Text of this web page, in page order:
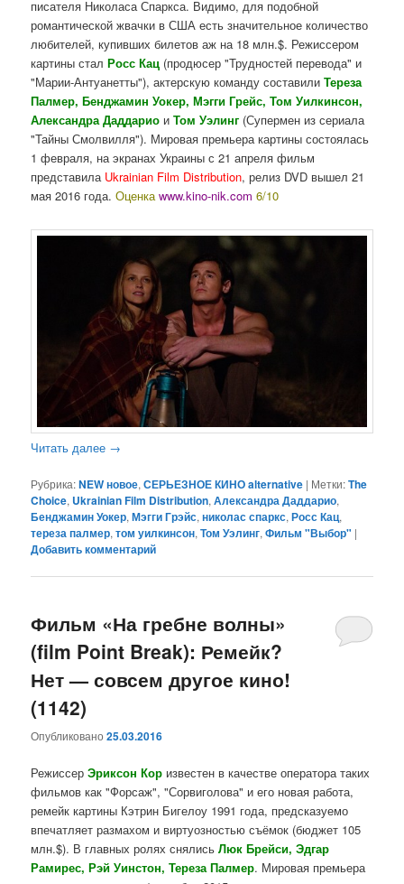
писателя Николаса Спаркса. Видимо, для подобной
романтической жвачки в США есть значительное количество
любителей, купивших билетов аж на 18 млн.$. Режиссером
картины сталРосс Кац (продюсер "Трудностей перевода" и
"Марии-Антуанетты"), актерскую команду составилиТереза
Палмер, Бенджамин Уокер, Мэгги Грейс, Том Уилкинсон,
Александра Даддарио иТом Уэлинг (Супермен из сериала
"Тайны Смолвилля"). Мировая премьера картины состоялась
1 февраля, на экранах Украины с 21 апреля фильм
представила Ukrainian Film Distribution, релиз DVD вышел 21
мая 2016 года. Оценкаwww.kino-nik.com6/10
Читать далее →
Рубрика:NEW новое,СЕРЬЕЗНОЕ КИНО alternative | Метки:The
Choice, Ukrainian Film Distribution,Александра Даддарио,
Бенджамин Уокер,Мэгги Грэйс,николас спаркс,Росс Кац,
тереза палмер,том уилкинсон,Том Уэлинг,Фильм "Выбор" |
Добавить комментарий
Фильм «На гребне волны»
(film Point Break): Ремейк?
Нет — совсем другое кино!
(1142)
Опубликовано25.03.2016
РежиссерЭриксон Кор известен в качестве оператора таких
фильмов как "Форсаж", "Сорвиголова" и его новая работа,
ремейк картины Кэтрин Бигелоу 1991 года, предсказуемо
впечатляет размахом и виртуозностью съёмок (бюджет 105
млн.$). В главных ролях снялисьЛюк Брейси, Эдгар
Рамирес, Рэй Уинстон, Тереза Палмер. Мировая премьера